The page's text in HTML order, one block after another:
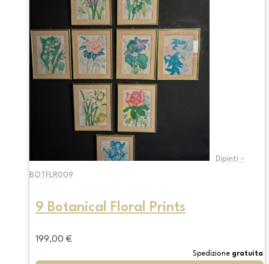
Dipinti -
BOTFLR009
9 Botanical Floral Prints
199,00 €
Spedizione gratuita